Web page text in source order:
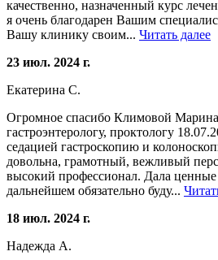
качественно, назначенный курс
я очень благодарен Вашим
Вашу клинику своим... Читать далее
23 июл. 2024 г.
Екатерина С.
Огромное спасибо Климовой Марина
гастроэнтерологу, проктологу
седацией гастроскопию и
довольна, грамотный, вежливый
высокий профессионал. Дала
дальнейшем обязательно буду...
18 июл. 2024 г.
Надежда А.